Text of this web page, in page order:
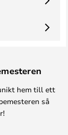
hem till ett
så